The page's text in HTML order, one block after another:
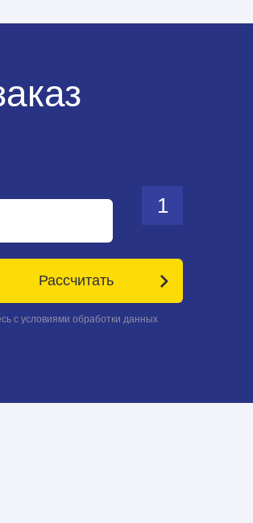
1
Рассчитать
с условиями обработки данных